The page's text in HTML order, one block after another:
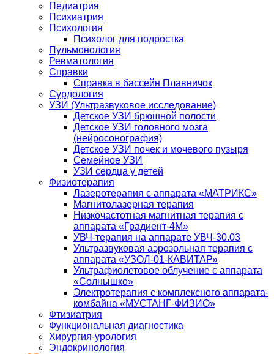
Педиатрия
Психиатрия
Психология
Психолог для подростка
Пульмонология
Ревматология
Справки
Справка в бассейн Плавничок
Сурдология
УЗИ (Ультразвуковое исследование)
Детское УЗИ брюшной полости
Детское УЗИ головного мозга
(нейросонография)
Детское УЗИ почек и мочевого пузыря
Семейное УЗИ
УЗИ сердца у детей
Физиотерапия
Лазеротерапия с аппарата «МАТРИКС»
Магнитолазерная терапия
Низкочастотная магнитная терапия с
аппарата «Градиент-4М»
УВЧ-терапия на аппарате УВЧ-30.03
Ультразвуковая аэрозольная терапия с
аппарата «УЗОЛ-01-КАВИТАР»
Ультрафиолетовое облучение с аппарата
«Солнышко»
Электротерапия с комплексного аппарата-
комбайна «МУСТАНГ-ФИЗИО»
Фтизиатрия
Функциональная диагностика
Хирургия-урология
Эндокринология